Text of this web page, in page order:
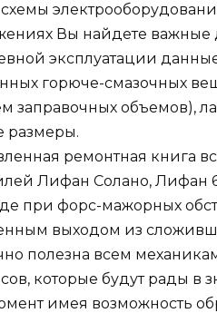
Вы найдете важные
эксплуатации
горюче-смазочных
заправочных объемов),
размеры.
ремонтная книга
Лифан Солано, Лифан
при форс-мажорных
выходом из
полезна всем
которые будут рады в
имея возможность